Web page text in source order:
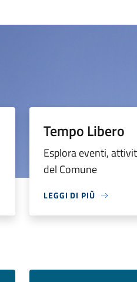
Tempo Libero
Esplora eventi,
del Comune
LEGGI DI PIÙ